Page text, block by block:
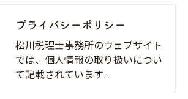
プライバシーポリシー
松川税理士事務所のウェブサイト
では、個人情報の取り扱いについ
て記載されています…